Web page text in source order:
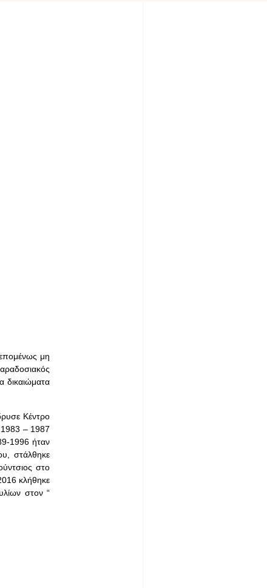
μη
δικαιώματα
Κέντρο
1983 – 1987
1996 ήταν
στάλθηκε
στο
κλήθηκε
στον “